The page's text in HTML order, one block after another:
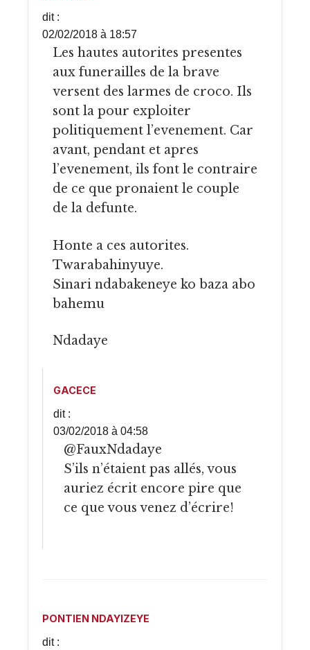
dit :
02/02/2018 à 18:57
Les hautes autorites presentes
aux funerailles de la brave
versent des larmes de croco. Ils
sont la pour exploiter
politiquement l’evenement. Car
avant, pendant et apres
l’evenement, ils font le contraire
de ce que pronaient le couple
de la defunte.
Honte a ces autorites.
Twarabahinyuye.
Sinari ndabakeneye ko baza abo
bahemu
Ndadaye
GACECE
dit :
03/02/2018 à 04:58
@FauxNdadaye
S’ils n’étaient pas allés, vous
auriez écrit encore pire que
ce que vous venez d’écrire!
PONTIEN NDAYIZEYE
dit :